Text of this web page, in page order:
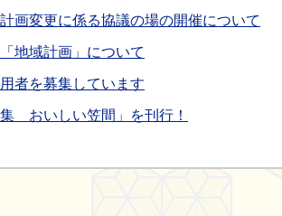
計画変更に係る協議の場の開催について
地域計画」について
者を募集しています
集 おいしい笠間」を刊行！